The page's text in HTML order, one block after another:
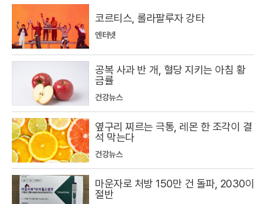
코르티스, 롤라팔루자 강타
엔터넷
공복 사과 반 개, 혈당 지키는 아침 황
금률
건강뉴스
옆구리 찌르는 극통, 레몬 한 조각이 결
석 막는다
건강뉴스
마운자로 처방 150만 건 돌파, 2030이
절반